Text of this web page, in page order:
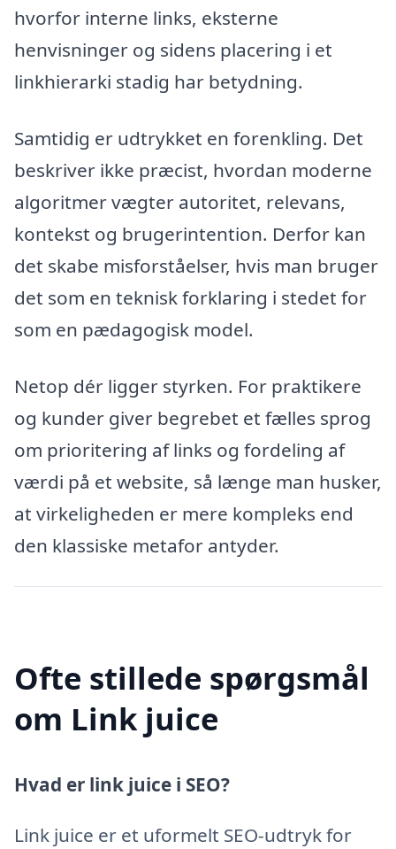
hvorfor interne links, eksterne
henvisninger og sidens placering i et
linkhierarki stadig har betydning.
Samtidig er udtrykket en forenkling. Det
beskriver ikke præcist, hvordan moderne
algoritmer vægter autoritet, relevans,
kontekst og brugerintention. Derfor kan
det skabe misforståelser, hvis man bruger
det som en teknisk forklaring i stedet for
som en pædagogisk model.
Netop dér ligger styrken. For praktikere
og kunder giver begrebet et fælles sprog
om prioritering af links og fordeling af
værdi på et website, så længe man husker,
at virkeligheden er mere kompleks end
den klassiske metafor antyder.
Ofte stillede spørgsmål
om Link juice
Hvad er link juice i SEO?
Link juice er et uformelt SEO-udtryk for